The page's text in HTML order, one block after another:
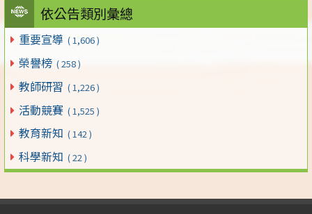
依公告類別彙總
重要宣導 ( 1,606 )
榮譽榜 ( 258 )
教師研習 ( 1,226 )
活動競賽 ( 1,525 )
教育新知 ( 142 )
科學新知 ( 22 )